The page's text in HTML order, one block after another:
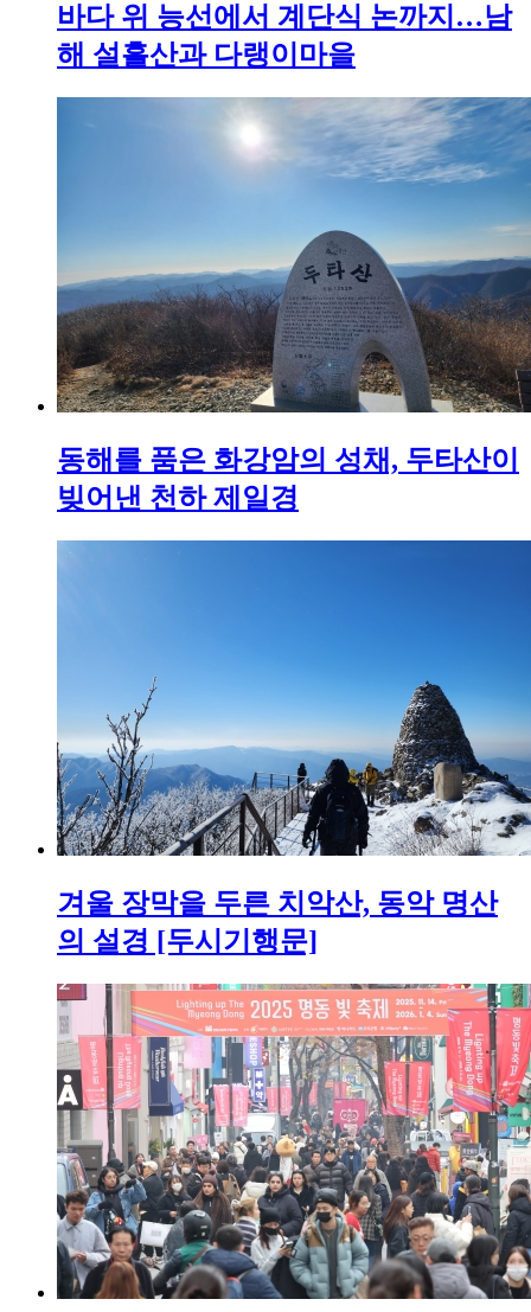
바다 위 능선에서 계단식 논까지…남
해 설흘산과 다랭이마을
동해를 품은 화강암의 성채, 두타산이
빚어낸 천하 제일경
겨울 장막을 두른 치악산, 동악 명산
의 설경 [두시기행문]